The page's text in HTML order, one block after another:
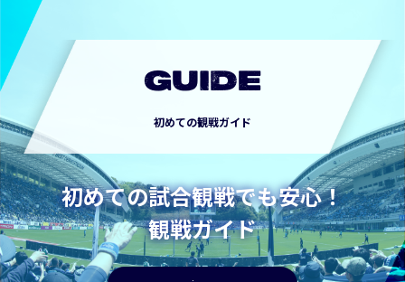
GUIDE
初めての観戦ガイド
初めての試合観戦でも安心！
観戦ガイド